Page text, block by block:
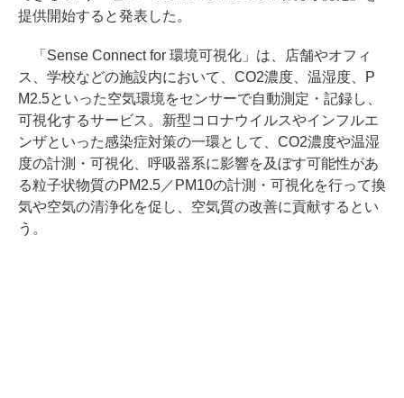
提供開始すると発表した。
「Sense Connect for 環境可視化」は、店舗やオフィ
ス、学校などの施設内において、CO2濃度、温湿度、P
M2.5といった空気環境をセンサーで自動測定・記録し、
可視化するサービス。新型コロナウイルスやインフルエ
ンザといった感染症対策の一環として、CO2濃度や温湿
度の計測・可視化、呼吸器系に影響を及ぼす可能性があ
る粒子状物質のPM2.5／PM10の計測・可視化を行って換
気や空気の清浄化を促し、空気質の改善に貢献するとい
う。